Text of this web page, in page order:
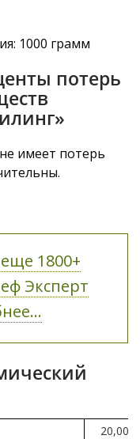
1000 грамм
потерь
имеет потерь
1800+
Эксперт
20,00